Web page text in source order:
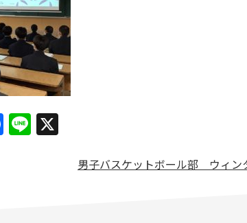
Facebook
Line
男子バスケットボール部 ウィン